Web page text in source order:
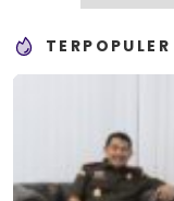
TERPOPULER